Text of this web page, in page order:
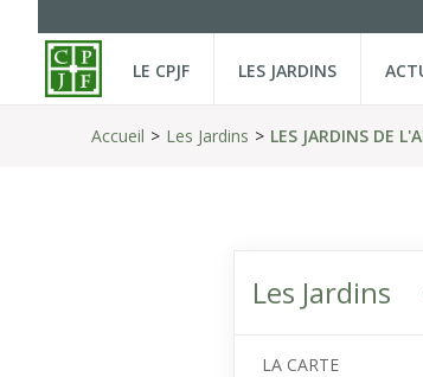
LE CPJF LES JARDINS
Accueil Les Jardins LES JARDINS DE
Les Jardins
LA CARTE